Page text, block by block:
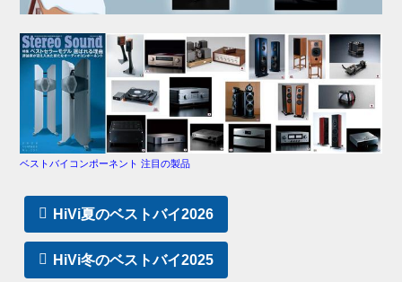
ベストバイコンポーネント 注目の製品
HiVi夏のベストバイ2026
HiVi冬のベストバイ2025